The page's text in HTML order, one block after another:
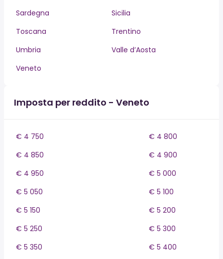
Sardegna
Sicilia
Toscana
Trentino
Umbria
Valle d’Aosta
Veneto
Imposta per reddito - Veneto
€ 4 750
€ 4 800
€ 4 850
€ 4 900
€ 4 950
€ 5 000
€ 5 050
€ 5 100
€ 5 150
€ 5 200
€ 5 250
€ 5 300
€ 5 350
€ 5 400